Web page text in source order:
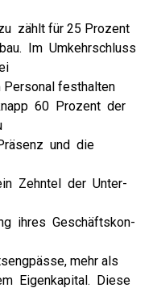
zählt für 25 Pro­zent
Im Umkehr­schluss
fest­hal­ten
60 Pro­zent der
und die
Zehn­tel der Unter­
ihres Geschäfts­kon­
mehr als
Eigen­ka­pi­tal. Die­se